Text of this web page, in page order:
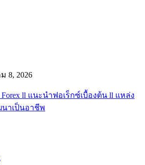
8, 2026
Forex ll แนะนำฟอเร็กซ์เบื้องต้น ll แหล่ง
าเป็นอาชีพ